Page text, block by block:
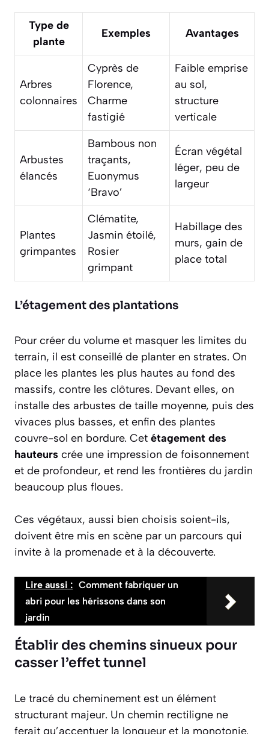
Type de
plante
Exemples Avantages
Arbres
colonnaires
Cyprès de
Florence,
Charme
fastigié
Faible emprise
au sol,
structure
verticale
Arbustes
élancés
Bambous non
traçants,
Euonymus
‘Bravo’
Écran végétal
léger, peu de
largeur
Plantes
grimpantes
Clématite,
Jasmin étoilé,
Rosier
grimpant
Habillage des
murs, gain de
place total
L’étagement des plantations
Pour créer du volume et masquer les limites du
terrain, il est conseillé de planter en strates. On
place les plantes les plus hautes au fond des
massifs, contre les clôtures. Devant elles, on
installe des arbustes de taille moyenne, puis des
vivaces plus basses, et enfin des plantes
couvre-sol en bordure. Cet étagement des
hauteurs crée une impression de foisonnement
et de profondeur, et rend les frontières du jardin
beaucoup plus floues.
Ces végétaux, aussi bien choisis soient-ils,
doivent être mis en scène par un parcours qui
invite à la promenade et à la découverte.
Lire aussi : Comment fabriquer un
abri pour les hérissons dans son
jardin
Établir des chemins sinueux pour
casser l’effet tunnel
Le tracé du cheminement est un élément
structurant majeur. Un chemin rectiligne ne
ferait qu’accentuer la longueur et la monotonie.